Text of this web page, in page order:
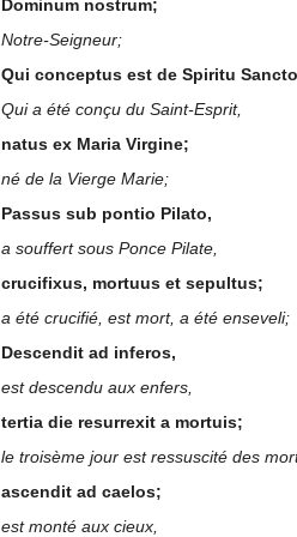
Dominum nostrum;
Notre-Seigneur;
Qui conceptus est de Spiritu
Qui a été conçu du Saint-Esprit,
natus ex Maria Virgine;
né de la Vierge Marie;
Passus sub pontio Pilato,
a souffert sous Ponce Pilate,
crucifixus, mortuus et sepultus;
a été crucifié, est mort, a été enseveli;
Descendit ad inferos,
est descendu aux enfers,
tertia die resurrexit a mortuis;
le troisème jour est ressuscité des
ascendit ad caelos;
est monté aux cieux,